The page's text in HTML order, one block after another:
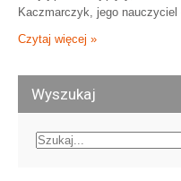
Kaczmarczyk, jego
Czytaj więcej »
Wyszukaj